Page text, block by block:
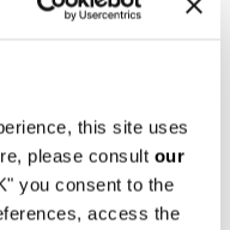
this site uses
please consult our
consent to the
access the